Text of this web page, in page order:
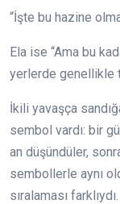
“İşte bu hazine
Ela ise “Ama bu
yerlerde genellikle
İkili yavaşça
sembol vardı: bir
an düşündüler,
sembollerle aynı
sıralaması farklıydı.